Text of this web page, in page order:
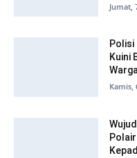
Jumat,
Kuini
Kamis,